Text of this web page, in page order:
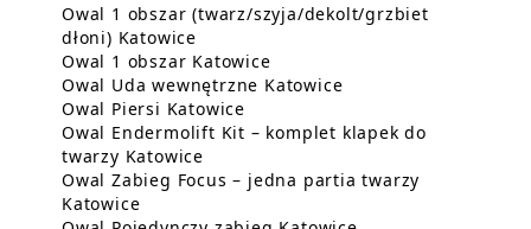
Owal 1 obszar (twarz/szyja/dekolt/grzbiet
dłoni) Katowice
Owal 1 obszar KatowiceDowiedz się więcej o Owal 1
Owal Uda wewnętrzne KatowiceDowiedz się więcej
Owal Piersi Katowice
Owal Endermolift Kit – komplet klapek do
twarzy Katowice
Owal Zabieg Focus – jedna partia twarzy
KatowiceDowiedz się więcej o Owal Zabieg Focus –